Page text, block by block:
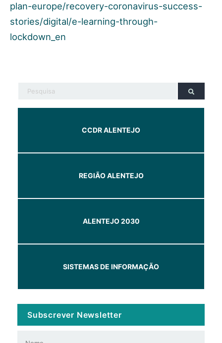
plan-europe/recovery-coronavirus-success-
stories/digital/e-learning-through-
lockdown_en
CCDR ALENTEJO
REGIÃO ALENTEJO
ALENTEJO 2030
SISTEMAS DE INFORMAÇÃO
Subscrever Newsletter